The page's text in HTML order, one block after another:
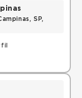
SP,